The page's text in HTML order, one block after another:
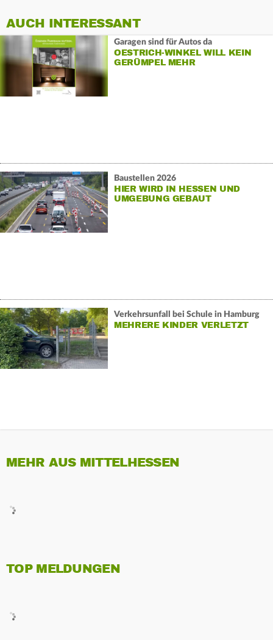
AUCH INTERESSANT
Garagen sind für Autos da
OESTRICH-WINKEL WILL KEIN
GERÜMPEL MEHR
Baustellen 2026
HIER WIRD IN HESSEN UND
UMGEBUNG GEBAUT
Verkehrsunfall bei Schule in Hamburg
MEHRERE KINDER VERLETZT
MEHR AUS MITTELHESSEN
TOP MELDUNGEN